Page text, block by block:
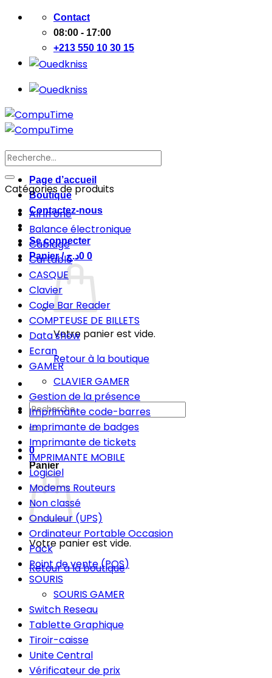
Passer
contenu
Contact
08:00 - 17:00
+213 550 10 30 15
Page d’accueil
Boutique
Contactez-nous
Se connecter
Panier /
0د.ج 0
Votre panier est vide.
Retour à la boutique
Recherche
pour :
0
Panier
Votre panier est vide.
Retour à la boutique
Recherche
pour :
Catégories de produits
All in one
Balance électronique
Cablage
Cartable
CASQUE
Clavier
Code Bar Reader
COMPTEUSE DE BILLETS
Data show
Ecran
GAMER
CLAVIER GAMER
Gestion de la présence
Imprimante code-barres
Imprimante de badges
Imprimante de tickets
IMPRIMANTE MOBILE
Logiciel
Modems Routeurs
Non classé
Onduleur (UPS)
Ordinateur Portable Occasion
Pack
Point de vente (POS)
SOURIS
SOURIS GAMER
Switch Reseau
Tablette Graphique
Tiroir-caisse
Unite Central
Vérificateur de prix